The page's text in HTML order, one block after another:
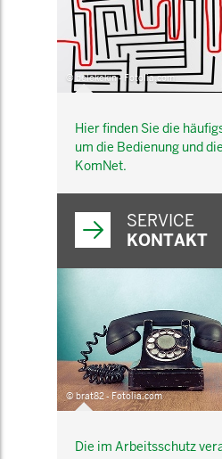
© belekekin - Fotolia.com
Hier finden Sie die
um die Bedienung und
KomNet.
SERVICE
KONTAKT
© brat82 - Fotolia.com
Die im Arbeitsschutz